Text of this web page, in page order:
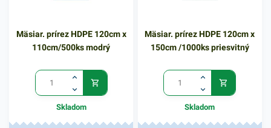
Mäsiar. prírez HDPE 120cm x
110cm/500ks modrý
Skladom
Mäsiar. prírez HDPE 120cm x
150cm /1000ks priesvitný
Skladom